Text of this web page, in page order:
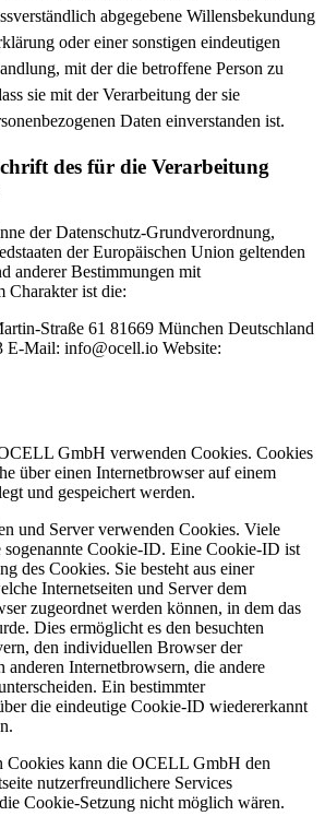
abgegebene Willensbekundung
oder einer sonstigen eindeutigen
mit der die betroffene Person zu
sie mit der Verarbeitung der sie
Daten einverstanden ist.
des für die Verarbeitung
der Datenschutz-Grundverordnung,
der Europäischen Union geltenden
anderer Bestimmungen mit
Charakter ist die:
Straße 61 81669 München Deutschland
E-Mail: info@ocell.io Website:
GmbH verwenden Cookies. Cookies
über einen Internetbrowser auf einem
und gespeichert werden.
und Server verwenden Cookies. Viele
sogenannte Cookie-ID. Eine Cookie-ID ist
des Cookies. Sie besteht aus einer
Internetseiten und Server dem
zugeordnet werden können, in dem das
Dies ermöglicht es den besuchten
den individuellen Browser der
anderen Internetbrowsern, die andere
Ein bestimmter
die eindeutige Cookie-ID wiedererkannt
Cookies kann die OCELL GmbH den
nutzerfreundlichere Services
Cookie-Setzung nicht möglich wären.